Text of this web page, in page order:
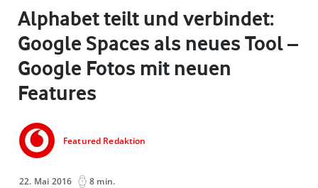
Alphabet teilt und verbindet:
Google Spaces als neues Tool –
Google Fotos mit neuen
Features
Featured Redaktion
22. Mai 2016 8 min.